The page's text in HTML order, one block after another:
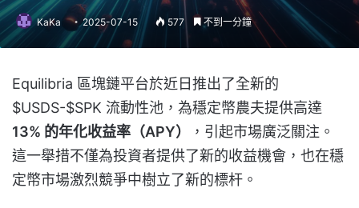
KaKa 2025-07-15 577 不到一分鐘
Equilibria 區塊鏈平台於近日推出了全新的
$USDS-$SPK 流動性池，為穩定幣農夫提供高達
13% 的年化收益率（APY）
，引起市場廣泛關注。
這一舉措不僅為投資者提供了新的收益機會，也在穩
定幣市場激烈競爭中樹立了新的標杆。